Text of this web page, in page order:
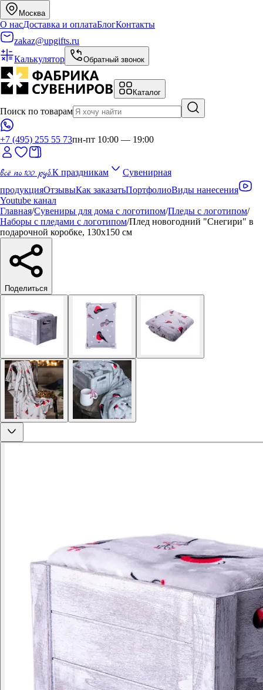
Москва
О насДоставка и оплатаБлогКонтакты
zakaz@upgifts.ru
Калькулятор
Обратный звонок
Каталог
Поиск по товарам
+7 (495) 255 55 73пн-пт 10:00 — 19:00
всё по 100 руб.К праздникам
Сувенирная
продукцияОтзывыКак заказатьПортфолиоВиды нанесения
Youtube канал
Главная/Сувениры для дома с логотипом/Пледы с логотипом/
Наборы с пледами с логотипом/Плед новогодний "Снегири" в
подарочной коробке, 130х150 см
Поделиться